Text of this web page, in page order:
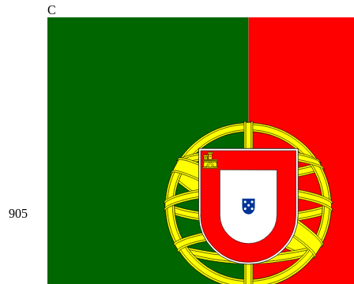
905
C